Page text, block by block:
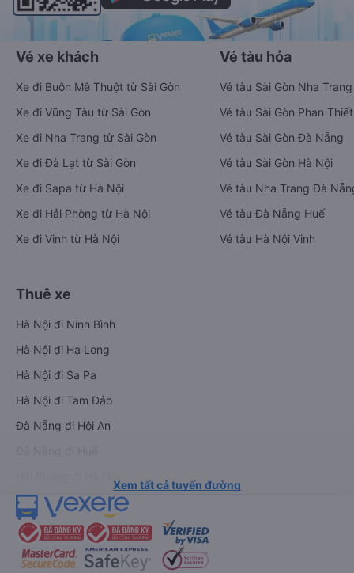
Vé xe khách
Xe đi Buôn Mê Thuột từ Sài Gòn
Xe đi Vũng Tàu từ Sài Gòn
Xe đi Nha Trang từ Sài Gòn
Xe đi Đà Lạt từ Sài Gòn
Xe đi Sapa từ Hà Nội
Xe đi Hải Phòng từ Hà Nội
Xe đi Vinh từ Hà Nội
Vé tàu hỏa
Vé tàu Sài Gòn Nha Trang
Vé tàu Sài Gòn Phan Thiết
Vé tàu Sài Gòn Đà Nẵng
Vé tàu Sài Gòn Hà Nội
Vé tàu Nha Trang Đà
Vé tàu Đà Nẵng Huế
Vé tàu Hà Nội Vinh
Thuê xe
Hà Nội đi Ninh Bình
Hà Nội đi Hạ Long
Hà Nội đi Sa Pa
Hà Nội đi Tam Đảo
Đà Nẵng đi Hội An
Xem tất cả tuyến đường